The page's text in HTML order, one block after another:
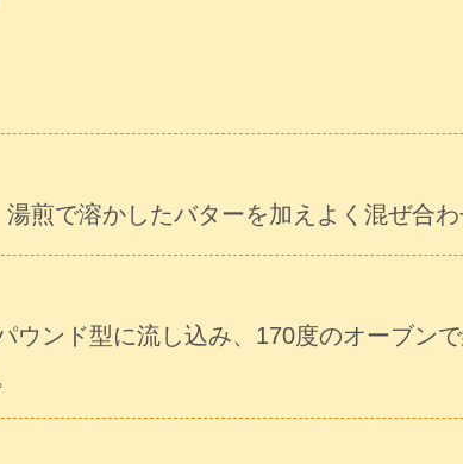
煎で溶かしたバターを加えよく混ぜ合
ウンド型に流し込み、170度のオーブン